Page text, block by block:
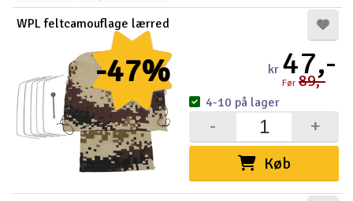
-47%
WPL feltcamouflage lærred
kr 47,-
Før 89,-
Køb
+
-
4-10 på lager